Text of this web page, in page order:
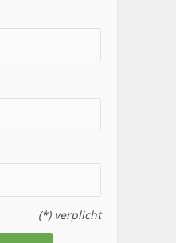
(*) verplicht